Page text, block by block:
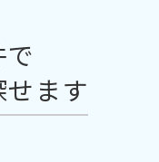
ます